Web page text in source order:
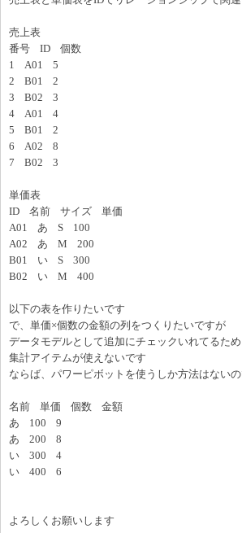
売上表
番号 ID 個数
1 A01 5
2 B01 2
3 B02 3
4 A01 4
5 B01 2
6 A02 8
7 B02 3
単価表
ID 名前 サイズ 単価
A01 あ S 100
A02 あ M 200
B01 い S 300
B02 い M 400
以下の表を作りたいです
で、単価×個数の金額の列をつくりたいですが
データモデルとして追加にチェックいれてるため
集計アイテムが使えないです
ならば、パワーピボットを使うしか方法はない
名前 単価 個数 金額
あ 100 9
あ 200 8
い 300 4
い 400 6
よろしくお願いします